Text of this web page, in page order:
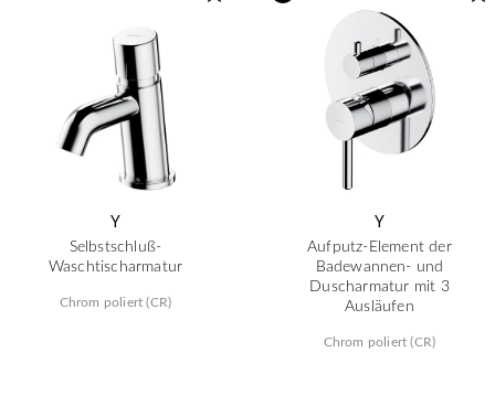
Y
Selbstschluß-
Waschtischarmatur
Chrom poliert (CR)
Y
Aufputz-Element der
Badewannen- und
Duscharmatur mit 3
Ausläufen
Chrom poliert (CR)